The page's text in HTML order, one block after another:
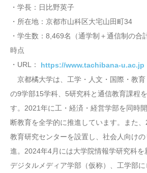
・学長：日比野英子
・所在地：京都市山科区大宅山田町34
・学生数：8,469名（通学制＋通信制の
時点
・URL： https://www.tachibana-u.ac.jp
京都橘大学は、工学・人文・国際・教
の9学部15学科、5研究科と通信教育課程
す。2021年に工・経済・経営学部を同時
断教育を全学的に推進しています。また
教育研究センターを設置し、社会人向け
進。2024年4月には大学院情報学研究科
デジタルメディア学部（仮称）、工学部